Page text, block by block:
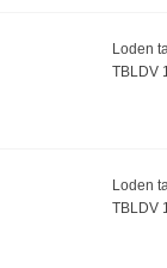
Loden
TBLDV
Loden
TBLDV